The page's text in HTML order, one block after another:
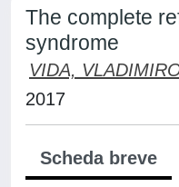
The complete
syndrome
VIDA,
2017
Scheda breve